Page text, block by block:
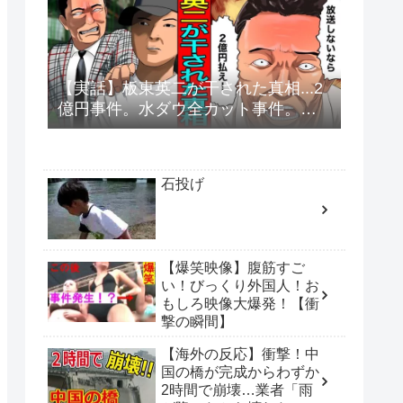
【実話】板東英二が干された真相...2
億円事件。水ダウ全カット事件。キ
レる老人の末路。
石投げ
【爆笑映像】腹筋すご
い！びっくり外国人！お
もしろ映像大爆発！【衝
撃の瞬間】
【海外の反応】衝撃！中
国の橋が完成からわずか
2時間で崩壊…業者「雨